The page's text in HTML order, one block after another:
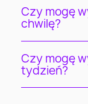
Czy mogę
chwilę?
Czy mogę
tydzień?